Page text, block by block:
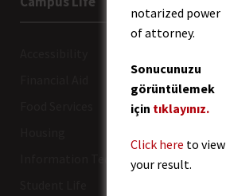
Information Technologies
notarized power
of attorney.
Sonucunuzu
görüntülemek
için tıklayınız.
Click here to view
your result.